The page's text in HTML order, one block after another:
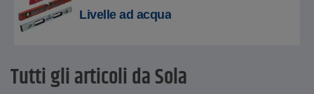
Livelle ad acqua
Tutti gli articoli da Sola